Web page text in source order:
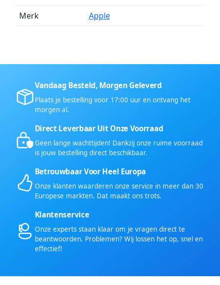
Merk Apple
Vandaag Besteld, Morgen Geleverd
Plaats je bestelling voor 17:00 uur en ontvang het
morgen al.
Direct Leverbaar Uit Onze Voorraad
Geen lange wachttijden! Dankzij onze ruime voorraad
is jouw bestelling direct beschikbaar.
Betrouwbaar Voor Heel Europa
Onze klanten waarderen onze service in meer dan 30
Europese markten. Dat maakt ons trots.
Klantenservice
Onze experts staan klaar om je vragen direct te
beantwoorden. Problemen? Wij lossen het op, snel en
effectief!